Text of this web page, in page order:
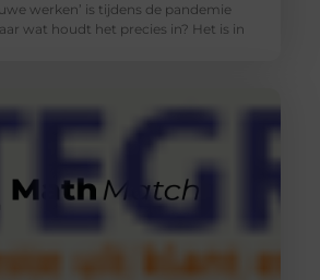
werken’ is tijdens de pandemie
wat houdt het precies in? Het is in